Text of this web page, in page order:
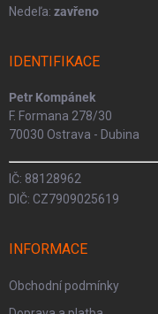
Nedeľa: zavřeno
IDENTIFIKACE
Petr Kompánek
F. Formana 278/30
70030 Ostrava - Dubina
IČ: 88128962
DIČ: CZ7909025619
INFORMACE
Obchodní podmínky